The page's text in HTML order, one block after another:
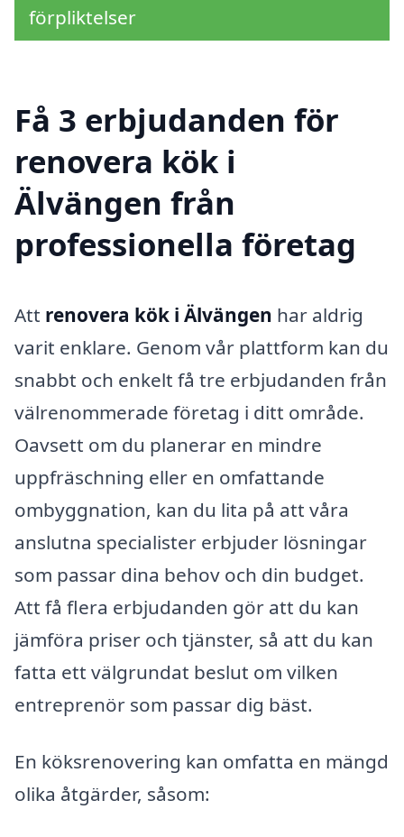
förpliktelser
Få 3 erbjudanden för
renovera kök i
Älvängen från
professionella företag
Att renovera kök i Älvängen har aldrig
varit enklare. Genom vår plattform kan du
snabbt och enkelt få tre erbjudanden från
välrenommerade företag i ditt område.
Oavsett om du planerar en mindre
uppfräschning eller en omfattande
ombyggnation, kan du lita på att våra
anslutna specialister erbjuder lösningar
som passar dina behov och din budget.
Att få flera erbjudanden gör att du kan
jämföra priser och tjänster, så att du kan
fatta ett välgrundat beslut om vilken
entreprenör som passar dig bäst.
En köksrenovering kan omfatta en mängd
olika åtgärder, såsom: